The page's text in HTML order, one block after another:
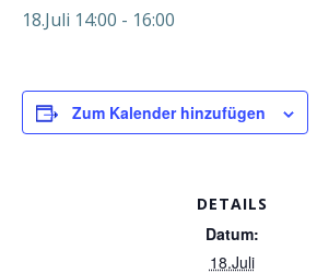
18.Juli 14:00 - 16:00
Zum Kalender hinzufügen
DETAILS
Datum:
18.Juli